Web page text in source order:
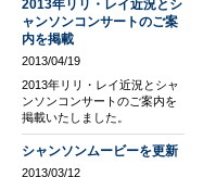
2013年リリ・レイ近況とシ
ャンソンコンサートのご案
内を掲載
2013/04/19
2013年リリ・レイ近況とシャ
ンソンコンサートのご案内を
掲載いたしました。
シャンソンムービーを更新
2013/03/12